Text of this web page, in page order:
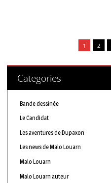
1 2
Categories
Bande dessinée
Le Candidat
Les aventures de Dupaxon
Les news de Malo Louarn
Malo Louarn
Malo Louarn auteur